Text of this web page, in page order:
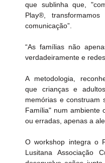
que sublinha que,
Play®,
comunicação”.
“As famílias não
verdadeiramente e
A metodologia,
que crianças e
memórias e construam
Família" num ambiente
ou erradas, apenas a
O workshop integra o
Lusitana Associação